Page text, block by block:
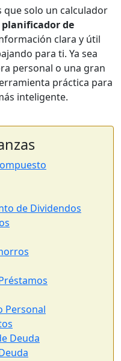
que solo un calculador
planificador de
clara y útil
para ti. Ya sea
personal o una gran
práctica para
inteligente.
de Dividendos
Personal
Deuda